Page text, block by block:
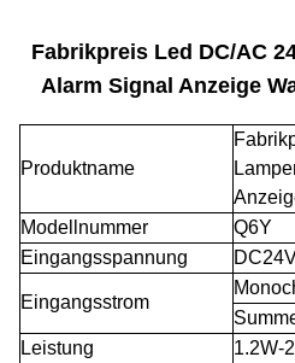
Fabrikpreis Led DC/AC
Alarm Signal Anzeige
Produktname
Modellnummer
Q6Y
Eingangsspannung
Eingangsstrom
Leistung
1.2W-